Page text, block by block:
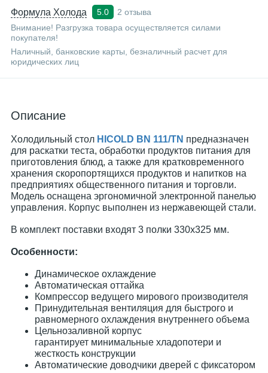
Формула Холода 5.0
2 отзыва
Внимание! Разгрузка товара осуществляется силами
покупателя!
Наличный, банковские карты, безналичный расчет для
юридических лиц
Описание
Холодильный стол HICOLD BN 111/TN предназначен
для раскатки теста, обработки продуктов питания для
приготовления блюд, а также для кратковременного
хранения скоропортящихся продуктов и напитков на
предприятиях общественного питания и торговли.
Модель оснащена эргономичной электронной панелью
управления. Корпус выполнен из нержавеющей стали.
В комплект поставки входят 3 полки 330х325 мм.
Особенности:
Динамическое охлаждение
Автоматическая оттайка
Компрессор ведущего мирового производителя
Принудительная вентиляция для быстрого и
равномерного охлаждения внутреннего объема
Цельнозаливной корпус
гарантирует минимальные хладопотери и
жесткость конструкции
Автоматические доводчики дверей с фиксатором